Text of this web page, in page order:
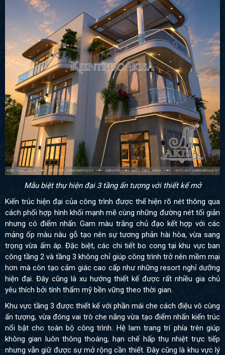
Mẫu biệt thự hiện đại 3 tầng ấn tượng với thiết kế mở
Kiến trúc hiện đại của công trình được thể hiện rõ nét thông qua
cách phối hợp hình khối mạnh mẽ cùng những đường nét tối giản
nhưng có điểm nhấn. Gam màu trắng chủ đạo kết hợp với các
mảng ốp màu nâu gỗ tạo nên sự tương phản hài hòa, vừa sang
trọng vừa ấm áp. Đặc biệt, các chi tiết bo cong tại khu vực ban
công tầng 2 và tầng 3 không chỉ giúp công trình trở nên mềm mại
hơn mà còn tạo cảm giác cao cấp như những resort nghỉ dưỡng
hiện đại. Đây cũng là xu hướng thiết kế được rất nhiều gia chủ
yêu thích bởi tính thẩm mỹ bền vững theo thời gian.
Khu vực tầng 3 được thiết kế với phần mái che cách điệu vô cùng
ấn tượng, vừa đóng vai trò che nắng vừa tạo điểm nhấn kiến trúc
nổi bật cho toàn bộ công trình. Hệ lam trang trí phía trên giúp
không gian luôn thông thoáng, hạn chế hấp thụ nhiệt trực tiếp
nhưng vẫn giữ được sự mở rộng cần thiết. Đây cũng là khu vực lý